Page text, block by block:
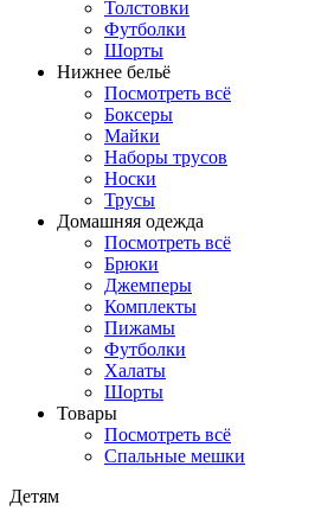
Толстовки
Футболки
Шорты
Нижнее бельё
Посмотреть всё
Боксеры
Майки
Наборы трусов
Носки
Трусы
Домашняя одежда
Посмотреть всё
Брюки
Джемперы
Комплекты
Пижамы
Футболки
Халаты
Шорты
Товары
Посмотреть всё
Спальные мешки
Детям